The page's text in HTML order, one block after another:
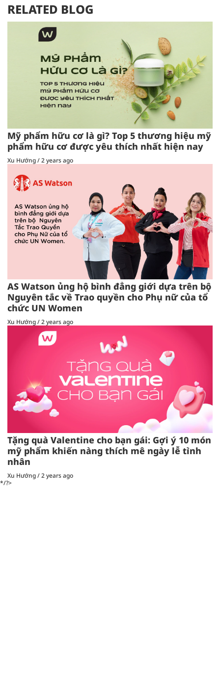
RELATED BLOG
Mỹ phẩm hữu cơ là gì? Top 5 thương hiệu mỹ
phẩm hữu cơ được yêu thích nhất hiện nay
Xu Hướng/2 years ago
AS Watson ủng hộ bình đẳng giới dựa trên bộ
Nguyên tắc về Trao quyền cho Phụ nữ của tổ
chức UN Women
Xu Hướng/2 years ago
Tặng quà Valentine cho bạn gái: Gợi ý 10 món
mỹ phẩm khiến nàng thích mê ngày lễ tình
nhân
Xu Hướng/2 years ago
*/?>